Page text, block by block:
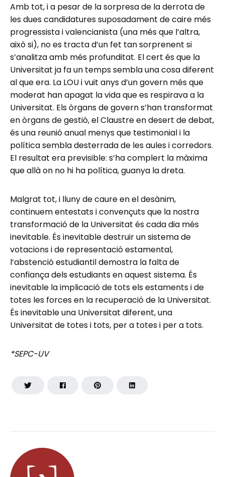
Amb tot, i a pesar de la sorpresa de la derrota de
les dues candidatures suposadament de caire més
progressista i valencianista (una més que l’altra,
això si), no es tracta d’un fet tan sorprenent si
s’analitza amb més profunditat. El cert és que la
Universitat ja fa un temps sembla una cosa diferent
al que era. La LOU i vuit anys d’un govern més que
moderat han apagat la vida que es respirava a la
Universitat. Els òrgans de govern s’han transformat
en òrgans de gestió, el Claustre en desert de debat,
és una reunió anual menys que testimonial i la
política sembla desterrada de les aules i corredors.
El resultat era previsible: s’ha complert la màxima
que allà on no hi ha política, guanya la dreta.
Malgrat tot, i lluny de caure en el desànim,
continuem entestats i convençuts que la nostra
transformació de la Universitat és cada dia més
inevitable. És inevitable destruir un sistema de
votacions i de representació estamental,
l’abstenció estudiantil demostra la falta de
confiança dels estudiants en aquest sistema. És
inevitable la implicació de tots els estaments i de
totes les forces en la recuperació de la Universitat.
És inevitable una Universitat diferent, una
Universitat de totes i tots, per a totes i per a tots.
*SEPC-UV